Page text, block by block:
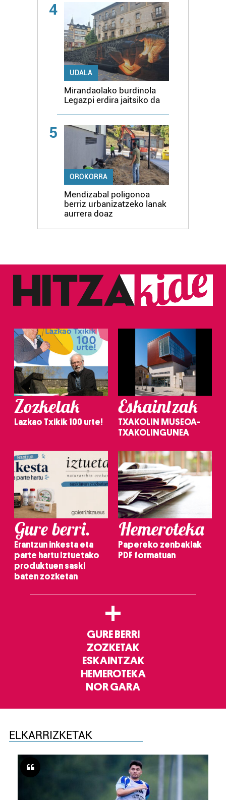
4
UDALA
Mirandaolako burdinola
Legazpi erdira jaitsiko da
5
OROKORRA
Mendizabal poligonoa
berriz urbanizatzeko lanak
aurrera doaz
Zozketak
Lazkao Txikik 100 urte!
Eskaintzak
TXAKOLIN MUSEOA-
TXAKOLINGUNEA
Gure berri.
Erantzun inkesta eta
parte hartu Iztuetako
produktuen saski
baten zozketan
Hemeroteka
Papereko zenbakiak
PDF formatuan
+
GURE BERRI
ZOZKETAK
ESKAINTZAK
HEMEROTEKA
NOR GARA
ELKARRIZKETAK